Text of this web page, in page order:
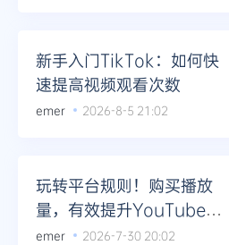
新手入门TikTok：如何快
速提高视频观看次数
emer 2026-8-5 21:02
玩转平台规则！购买播放
量，有效提升YouTube视
频排名
emer 2026-7-30 20:02